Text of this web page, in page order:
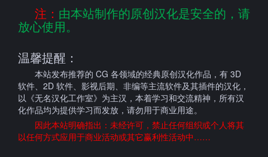
注： 由本站制作的原创汉化是安全的，请
放心使用。
温馨提醒：
本站发布推荐的 CG 各领域的经典原创汉化作品，有 3D
软件、2D 软件、影视后期、非编等主流软件及其插件的汉化，
以《无名汉化工作室》为主汉，本着学习和交流精神，所有汉
化作品均为提供学习而发放，请勿用于商业用途。
因此本站明确指出：未经许可，禁止任何组织或个人将其
以任何方式应用于商业活动或其它赢利性活动中……